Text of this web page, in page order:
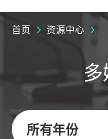
首页 资源中心
所有年份